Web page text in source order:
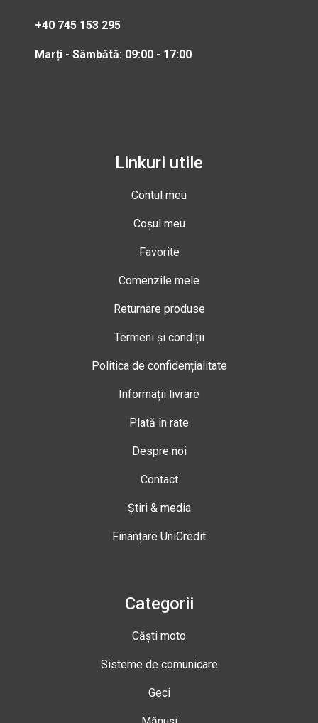
+40 745 153 295
Marți - Sâmbătă: 09:00 - 17:00
Linkuri utile
Contul meu
Coșul meu
Favorite
Comenzile mele
Returnare produse
Termeni și condiții
Politica de confidențialitate
Informații livrare
Plată în rate
Despre noi
Contact
Știri & media
Finanțare UniCredit
Categorii
Căști moto
Sisteme de comunicare
Geci